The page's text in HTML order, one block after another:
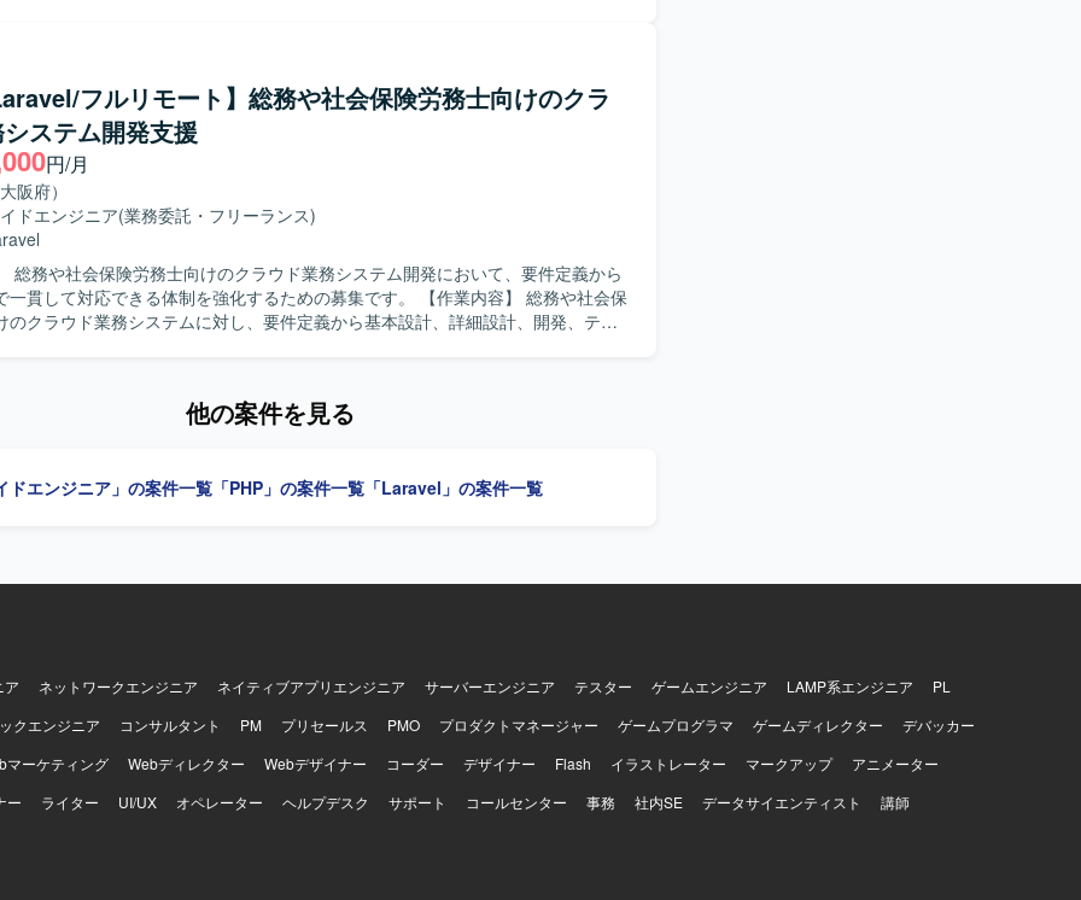
ポートしていただきます。 【求める人物像】 技術的な意思決定を主体
ら、チーム全体の設計力や開発力の底上げにコミットできる方を求めています。
ドと向き合いながら、段階的な改善やAPI化を粘り強く推進できる方を求めていま
リーンアーキテクチャの思想を言語化し、チームメンバーに教育・共有できる方
ーションの技術負債返済と
を通じて、アーキテクチャ設計から実装まで広い裁量を持って関わることができ
クリーンアーキテクチャを実践しながら、チームの技術力向上や開発プロセス改
ジションです。 【開発環境】 開発言語はPHP8系を使用します。
クはLaravel11系を使用します。 既存Webアプリケーションは
、FuelPHP1.8）で構築されています。 データベースはMySQL5.7系を使用
フラはAWSおよびDockerを利用します。 バージョン管理はGitおよびGitHubを使
フルリモート】総務や社会保険労務士向けのクラ
ステム開発支援
円/月
阪府）
ドエンジニア(業務委託・フリーランス)
総務や社会保険労務士向けのクラウド業務システム開発において、要件定義から
て対応できる体制を強化するための募集です。 【作業内容】 総務や社会保
のクラウド業務システムに対し、要件定義から基本設計、詳細設計、開発、テス
ンです。 【ポジションの魅力】 要件定義から運用保守まで、ク
テム開発環境での作業となります。
他の案件を見る
ドエンジニア」の案件一覧 「PHP」の案件一覧 「Laravel」の案件一覧
ア ネットワークエンジニア ネイティブアプリエンジニア サーバーエンジニア テスター ゲームエンジニア LAMP系エンジニア
PL
クエンジニア
コンサルタント PM プリセールス PMO プロダクトマネージャー ゲームプログラマ ゲームディレクター
デバッカー
マーケティング
Webディレクター Webデザイナー コーダー デザイナー Flash イラストレーター マークアップ
アニメーター
ー
ライター UI/UX オペレーター ヘルプデスク サポート コールセンター 事務 社内SE データサイエンティスト 講師